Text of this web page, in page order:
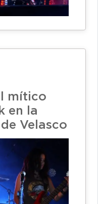
mítico
en la
Velasco